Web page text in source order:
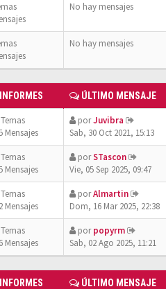
No hay mensajes
No hay mensajes
INFORMES ÚLTIMO MENSAJE
Mensajes
porJuvibra
Sab, 30 Oct 2021, 15:13
Mensajes
porSTascon
Vie, 05 Sep 2025, 09:47
Mensajes
porAlmartin
Dom, 16 Mar 2025, 22:38
Mensajes
porpopyrm
Sab, 02 Ago 2025, 11:21
INFORMES ÚLTIMO MENSAJE